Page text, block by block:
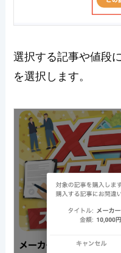
選択する記事や値段
を選択します。